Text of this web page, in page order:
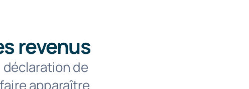
revenus
déclaration de
apparaître